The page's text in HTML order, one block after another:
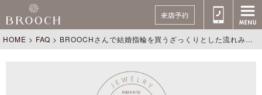
来店予約
HOME > FAQ > BROOCHさんで結婚指輪を買うざっくりとした流れみたいなのをおしえてもらえますか？だいたいの人の予算とかも教えてもらいたいです。